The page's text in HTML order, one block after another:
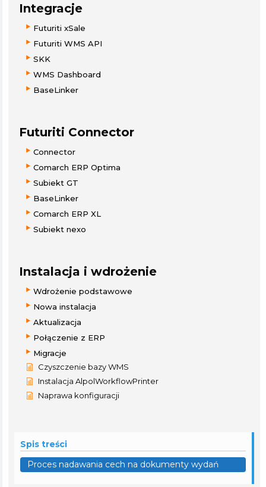
Integracje
Futuriti xSale
Futuriti WMS API
SKK
WMS Dashboard
BaseLinker
Futuriti Connector
Connector
Comarch ERP Optima
Subiekt GT
BaseLinker
Comarch ERP XL
Subiekt nexo
Instalacja i wdrożenie
Wdrożenie podstawowe
Nowa instalacja
Aktualizacja
Połączenie z ERP
Migracje
Czyszczenie bazy WMS
Instalacja AlpolWorkflowPrinter
Naprawa konfiguracji
Spis treści
Proces nadawania cech na dokumenty wydań